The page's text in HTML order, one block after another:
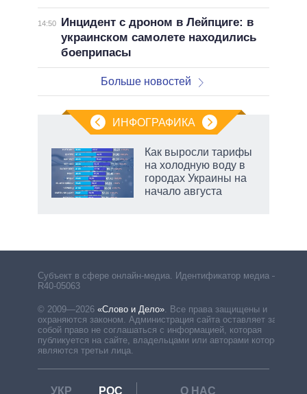
14:50
Инцидент с дроном в Лейпциге: в
украинском самолете находились
боеприпасы
Больше новостей
ИНФОГРАФИКА
Как выросли тарифы
на холодную воду в
городах Украины на
начало августа
Субъект в сфере онлайн-медиа. Идентификатор медиа –
R40-05063
© 2009—2026 «Слово и Дело» Все права защищены и
охраняются законом. Администрация сайта оставляет за
собой право не соглашаться с информацией, которая
публикуется на сайте, владельцами или авторами которой
являются третьи лица.
УКР РОС
О НАС